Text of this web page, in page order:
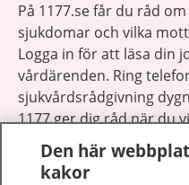
På 1177.se får du råd
sjukdomar och vilka
Logga in för att läsa din
vårdärenden. Ring
sjukvårdsrådgivning
1177 ger dig råd när du
Den här
kakor